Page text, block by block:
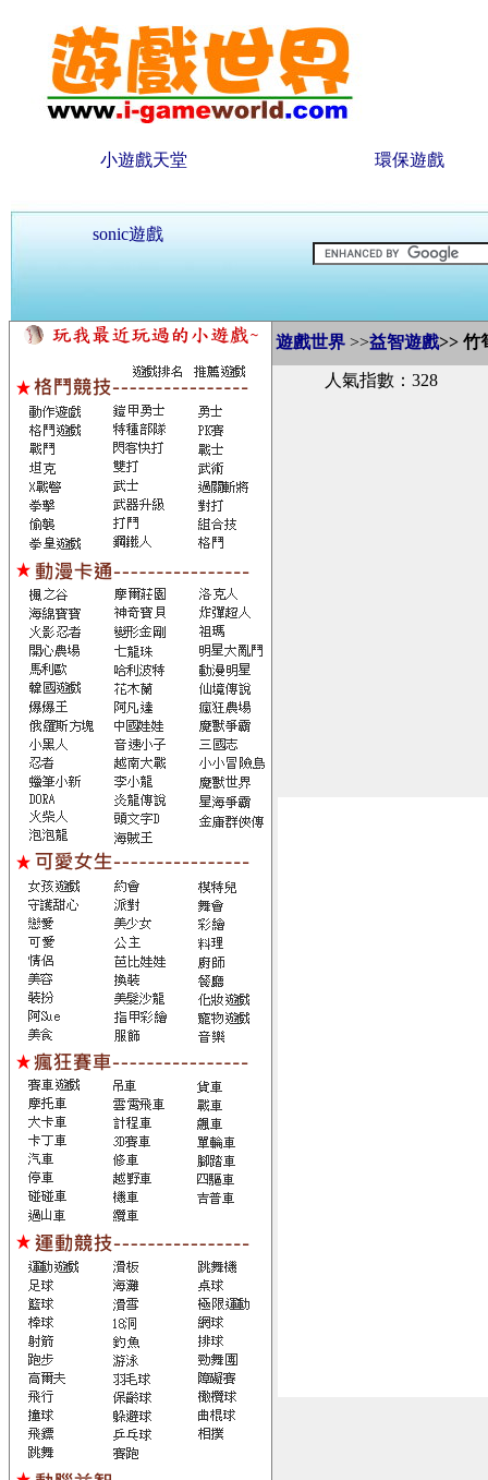
小遊戲天堂 環保遊戲
sonic遊戲
遊戲世界 >>益智遊戲>> 竹
人氣指數：328